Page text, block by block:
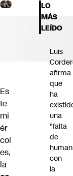
Es
te
mi
ér
col
es,
la
LO
MÁS
LEÍDO
Luis
afirma
que
ha
una
"falta
de
con
la